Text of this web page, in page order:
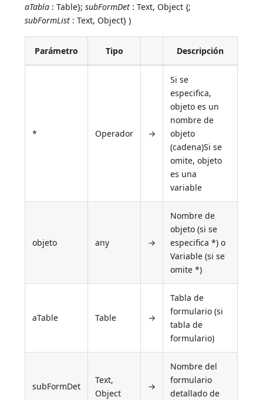
aTabla : Table};subFormDet : Text, Object {;
subFormList : Text, Object} )
Parámetro Tipo Descripción
* Operador →
Si se
especifica,
objeto es un
nombre de
objeto
(cadena)Si se
omite, objeto
es una
variable
objeto any →
Nombre de
objeto (si se
especifica *) o
Variable (si se
omite *)
aTable Table →
Tabla de
formulario (si
tabla de
formulario)
subFormDet
Text,
Object
→
Nombre del
formulario
detallado de